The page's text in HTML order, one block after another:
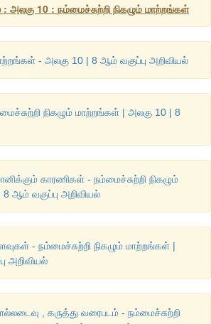
அலகு 10 : நம்மைச்சுற்றி நிகழும் மாற்றங்கள்
- அலகு 10 | 8 ஆம் வகுப்பு அறிவியல்
நிகழும் மாற்றங்கள் | அலகு 10 | 8
காரணிகள் - நம்மைச்சுற்றி நிகழும்
ஆம் வகுப்பு அறிவியல்
- நம்மைச்சுற்றி நிகழும் மாற்றங்கள் |
அறிவியல்
, கருத்து வரைபடம் - நம்மைச்சுற்றி